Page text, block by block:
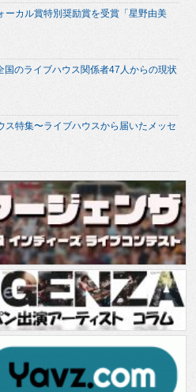
ーカル賞特別奨励賞を受賞「星野由美
国のライブハウス関係者47人からの現状
ス特集〜ライブハウスから届いたメッセ